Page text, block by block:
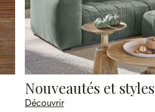
Nouveautés et styles
Découvrir